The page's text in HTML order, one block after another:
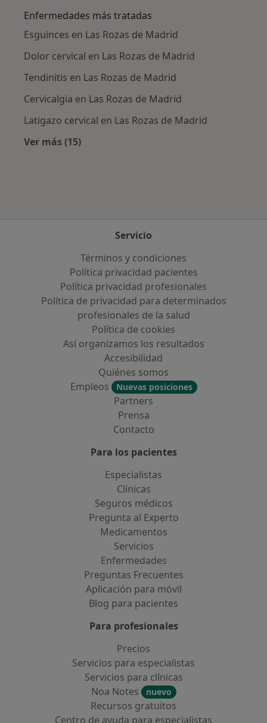
Enfermedades más tratadas
Esguinces en Las Rozas de Madrid
Dolor cervical en Las Rozas de Madrid
Tendinitis en Las Rozas de Madrid
Cervicalgia en Las Rozas de Madrid
Latigazo cervical en Las Rozas de Madrid
Ver más (15)
Servicio
Términos y condiciones
Política privacidad pacientes
Política privacidad profesionales
Política de privacidad para determinados
profesionales de la salud
Política de cookies
Así organizamos los resultados
Accesibilidad
Quiénes somos
Empleos
Nuevas posiciones
Partners
Prensa
Contacto
Para los pacientes
Especialistas
Clínicas
Seguros médicos
Pregunta al Experto
Medicamentos
Servicios
Enfermedades
Preguntas Frecuentes
Aplicación para móvil
Blog para pacientes
Para profesionales
Precios
Servicios para especialistas
Servicios para clínicas
Noa Notes
nuevo
Recursos gratuitos
Centro de ayuda para especialistas